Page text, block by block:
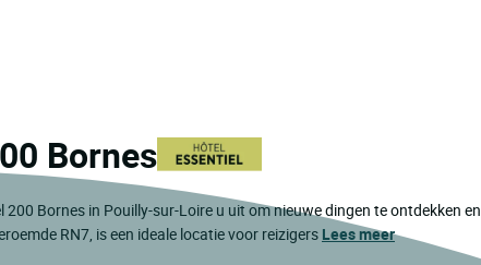
Bornes
Bornes in Pouilly-sur-Loire u uit om nieuwe dingen te ontdekken en
RN7, is een ideale locatie voor reizigers Lees meer